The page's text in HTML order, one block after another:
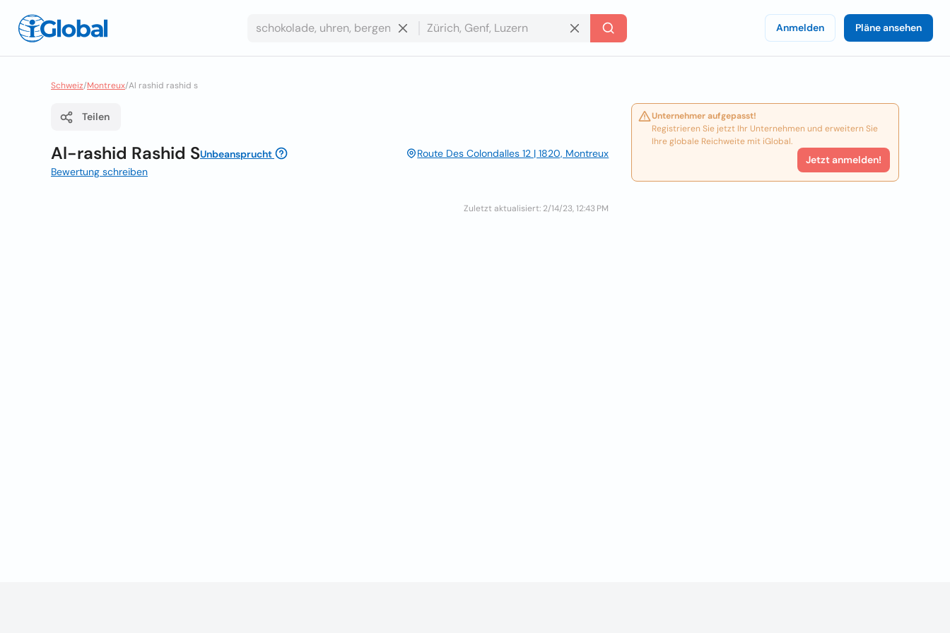
Anmelden Pläne ansehen
Schweiz/Montreux/Al rashid rashid s
Teilen
Al-rashid Rashid SUnbeansprucht
Route Des Colondalles 12 | 1820, Montreux
Bewertung schreiben
Zuletzt aktualisiert: 2/14/23, 12:43 PM
Unternehmer aufgepasst!
Registrieren Sie jetzt Ihr Unternehmen und erweitern Sie
Ihre globale Reichweite mit iGlobal.
Jetzt anmelden!